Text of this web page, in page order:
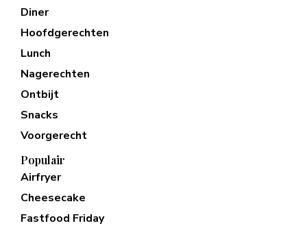
Diner
Hoofdgerechten
Lunch
Nagerechten
Ontbijt
Snacks
Voorgerecht
Populair
Airfryer
Cheesecake
Fastfood Friday